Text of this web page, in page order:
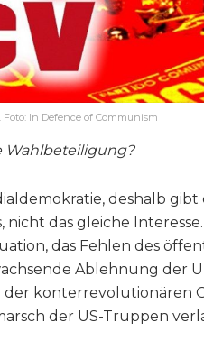
In Defence of Communism
Wahlbeteiligung?
deshalb gibt
das gleiche
das Fehlen des
Ablehnung der
konterrevolutionären
der US-Truppen